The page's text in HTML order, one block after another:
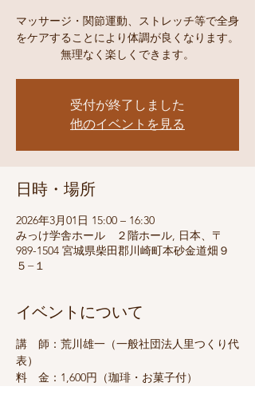
マッサージ・関節運動、ストレッチ等で全身
をケアすることにより体調が良くなります。
無理なく楽しくできます。
受付が終了しました
他のイベントを見る
日時・場所
2026年3月01日 15:00 – 16:30
みっけ学舎ホール ２階ホール, 日本、〒
989-1504 宮城県柴田郡川崎町本砂金道畑９
５−１
イベントについて
講　師：荒川雄一（一般社団法人里つくり代
表）
料　金：1,600円（珈琲・お菓子付）